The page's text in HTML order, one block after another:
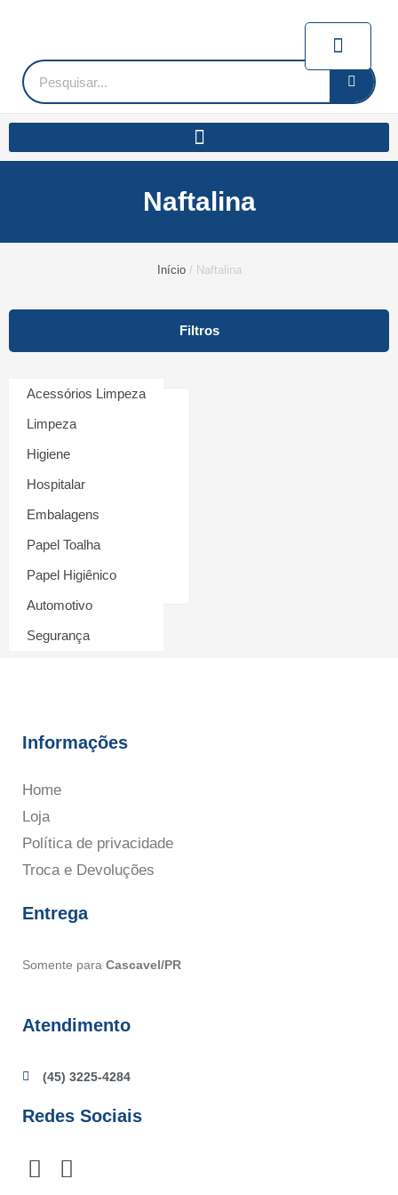
conteúdoPesquisar
Naftalina
Início/ Naftalina
Filtros
Acessórios Limpeza
Limpeza
Higiene
Hospitalar
Embalagens
Papel Toalha
Papel Higiênico
Automotivo
Segurança
20g
R$3,00
Informações
Home
Loja
Política de privacidade
Troca e Devoluções
Entrega
Somente para Cascavel/PR
Atendimento
(45) 3225-4284
Redes Sociais
F
I